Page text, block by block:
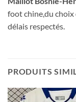
foot chine,du choix
délais respectés.
PRODUITS